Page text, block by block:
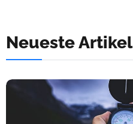
Neueste Artikel